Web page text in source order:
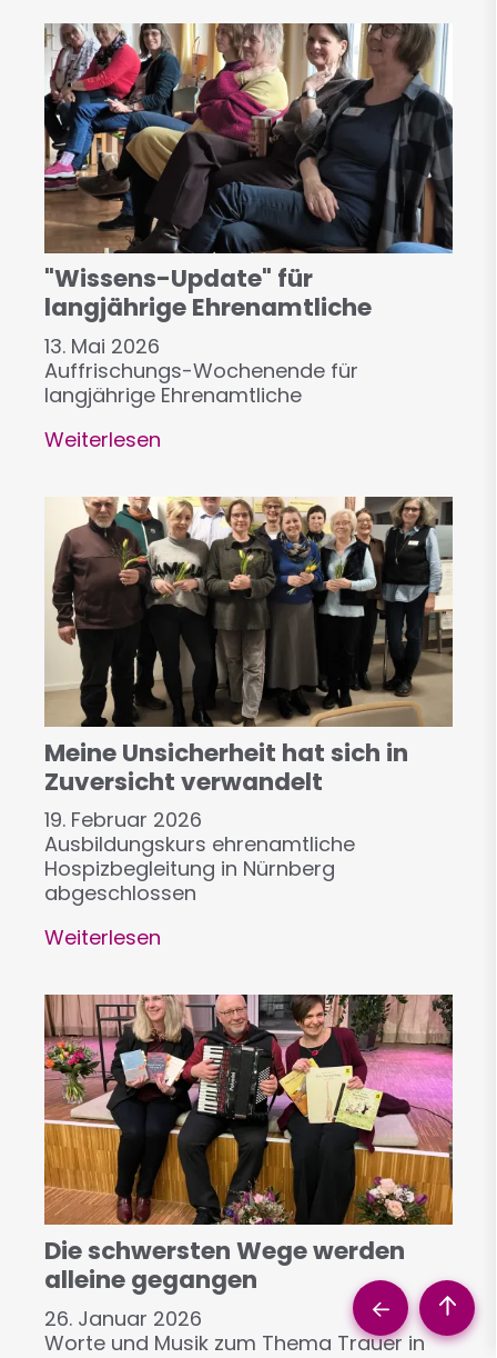
Sichtweisen
zum
Leben
gewonnen
"Wissens-Update" für
langjährige Ehrenamtliche
13. Mai 2026
Auffrischungs-Wochenende für
langjährige Ehrenamtliche
Weiterlesen
für
langjährige
Ehrenamtliche
Meine Unsicherheit hat sich in
Zuversicht verwandelt
19. Februar 2026
Ausbildungskurs ehrenamtliche
Hospizbegleitung in Nürnberg
abgeschlossen
Weiterlesen
hat
sich
in
Zuversicht
verwandelt
Die schwersten Wege werden
alleine gegangen
26. Januar 2026
Worte und Musik zum Thema Trauer in